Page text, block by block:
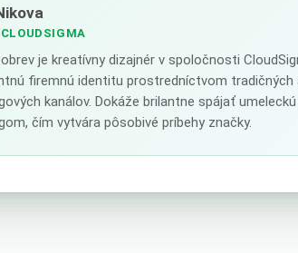
CLOUDSIGMA
je kreatívny dizajnér v spoločnosti
firemnú identitu prostredníctvom tradičných
kanálov. Dokáže brilantne spájať
čím vytvára pôsobivé príbehy značky.